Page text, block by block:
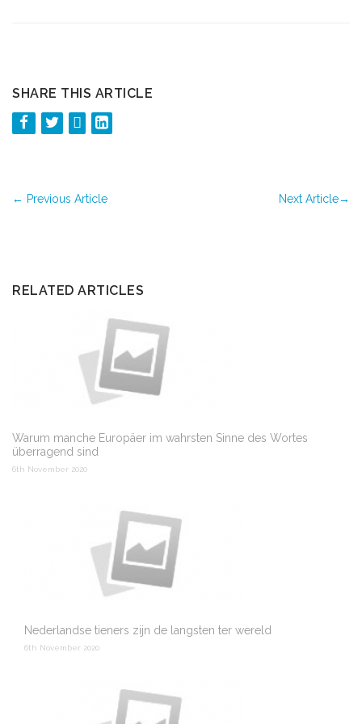
SHARE THIS ARTICLE
← Previous Article Next Article→
RELATED ARTICLES
Warum manche Europäer im wahrsten Sinne des Wortes
überragend sind
6th November 2020
Nederlandse tieners zijn de langsten ter wereld
6th November 2020